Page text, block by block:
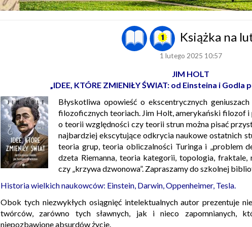
Książka na
1 lutego 2025 10:57
JIM HOLT
„IDEE, KTÓRE ZMIENIŁY ŚWIAT: od Einsteina i Godla
Błyskotliwa opowieść o ekscentrycznych
filozoficznych teoriach. Jim Holt, amerykański filozof i
o teorii względności czy teorii strun można pisać
najbardziej ekscytujące odkrycia naukowe ostatnich
teoria grup, teoria obliczalności Turinga i „problem
dzeta Riemanna, teoria kategorii, topologia,
czy „krzywa dzwonowa”. Zapraszamy do szkolnej
Historia wielkich naukowców: Einstein, Darwin, Oppenheimer, Tesla.
Obok tych niezwykłych osiągnięć intelektualnych autor prezentuje
twórców, zarówno tych sławnych, jak i nieco zapomnianych,
niepozbawione absurdów życie.